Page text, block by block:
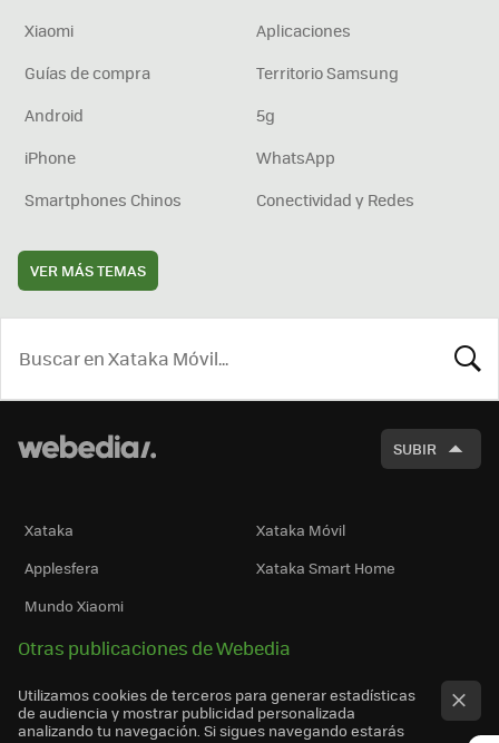
Xiaomi
Aplicaciones
Guías de compra
Territorio Samsung
Android
5g
iPhone
WhatsApp
Smartphones Chinos
Conectividad y Redes
VER MÁS TEMAS
SUBIR
Xataka
Xataka Móvil
Applesfera
Xataka Smart Home
Mundo Xiaomi
Otras publicaciones de Webedia
Utilizamos cookies de terceros para generar estadísticas
de audiencia y mostrar publicidad personalizada
analizando tu navegación. Si sigues navegando estarás